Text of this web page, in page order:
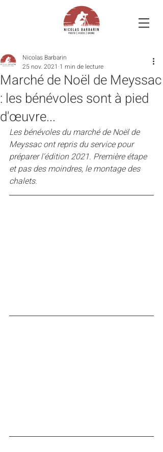
Marché de Noël de Meyssac
: les bénévoles sont à pied
d'œuvre...
Nicolas Barbarin
25 nov. 2021 1 min de lecture
Les bénévoles du marché de Noël de
Meyssac ont repris du service pour
préparer l'édition 2021. Première étape
et pas des moindres, le montage des
chalets.